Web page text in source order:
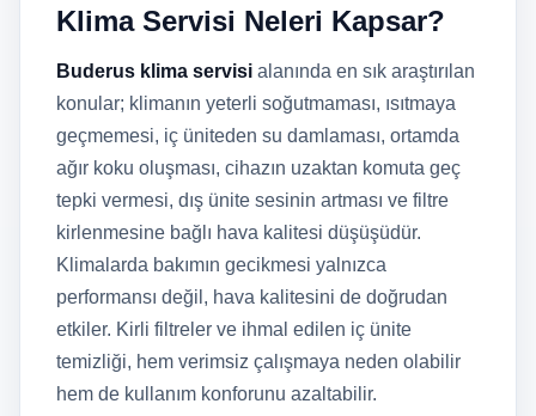
Klima Servisi Neleri Kapsar?
Buderus klima servisi alanında en sık araştırılan
konular; klimanın yeterli soğutmaması, ısıtmaya
geçmemesi, iç üniteden su damlaması, ortamda
ağır koku oluşması, cihazın uzaktan komuta geç
tepki vermesi, dış ünite sesinin artması ve filtre
kirlenmesine bağlı hava kalitesi düşüşüdür.
Klimalarda bakımın gecikmesi yalnızca
performansı değil, hava kalitesini de doğrudan
etkiler. Kirli filtreler ve ihmal edilen iç ünite
temizliği, hem verimsiz çalışmaya neden olabilir
hem de kullanım konforunu azaltabilir.